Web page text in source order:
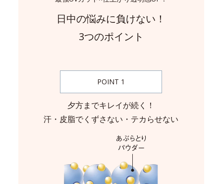
日中の悩みに負けない！
3つのポイント
POINT 1
夕方までキレイが続く！
汗・皮脂でくずさない・テカらせない